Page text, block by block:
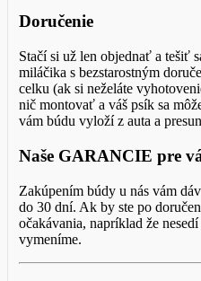
Doručenie
Stačí si už len objednať a tešiť
miláčika s bezstarostným
celku (ak si neželáte
nič montovať a váš psík sa
vám búdu vyloží z auta a
Naše GARANCIE pre
Zakúpením búdy u nás vám
do 30 dní. Ak by ste po
očakávania, napríklad že
vymeníme.